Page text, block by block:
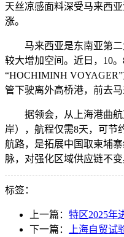
天丝凉感面料深受马来西
涨。
马来西亚是东南亚第二
较大增加空间。近日，10
“HOCHIMINH
管下驶离外高桥港，前去马
据领会，从上海港曲航
岸），航程仅需8天，可节
航路，是拓展中国取柬埔
脉，对强化区域供应链不变
标签：
上一篇： 特区2025年
下一篇：
上海自贸试